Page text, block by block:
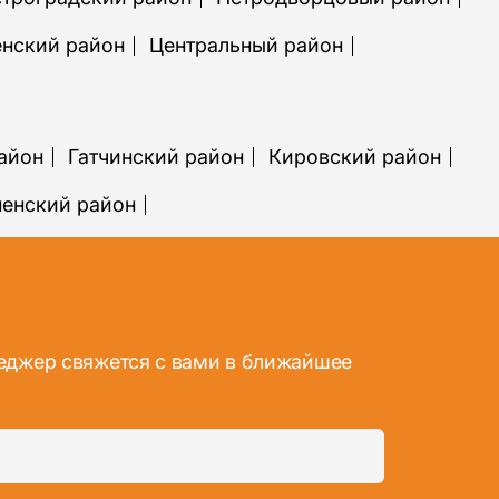
район Центральный район
Гатчинский район Кировский район
район
свяжется с вами в ближайшее